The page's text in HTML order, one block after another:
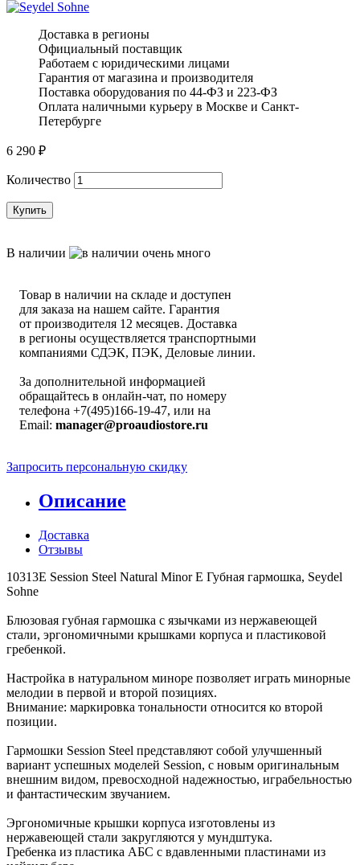
Доставка в регионы
Официальный поставщик
Работаем с юридическими лицами
Гарантия от магазина и производителя
Поставка оборудования по 44-ФЗ и 223-ФЗ
Оплата наличными курьеру в Москве и Санкт-
Петербурге
6 290 ₽
Количество
Купить
В наличии
Товар в наличии на складе и доступен
для заказа на нашем сайте. Гарантия
от производителя 12 месяцев. Доставка
в регионы осуществляется транспортными
компаниями СДЭК, ПЭК, Деловые линии.
За дополнительной информацией
обращайтесь в онлайн-чат, по номеру
телефона +7(495)166-19-47, или на
Email: manager@proaudiostore.ru
Запросить персональную скидку
Описание
Доставка
Отзывы
10313E Session Steel Natural Minor E Губная гармошка, Seydel
Sohne
Блюзовая губная гармошка с язычками из нержавеющей
стали, эргономичными крышками корпуса и пластиковой
гребенкой.
Настройка в натуральном миноре позволяет играть минорные
мелодии в первой и второй позициях.
Внимание: маркировка тональности относится ко второй
позиции.
Гармошки Session Steel представляют собой улучшенный
вариант успешных моделей Session, с новым оригинальным
внешним видом, превосходной надежностью, играбельностью
и фантастическим звучанием.
Эргономичные крышки корпуса изготовлены из
нержавеющей стали закругляются у мундштука.
Гребенка из пластика АБС с вдавленными пластинами из